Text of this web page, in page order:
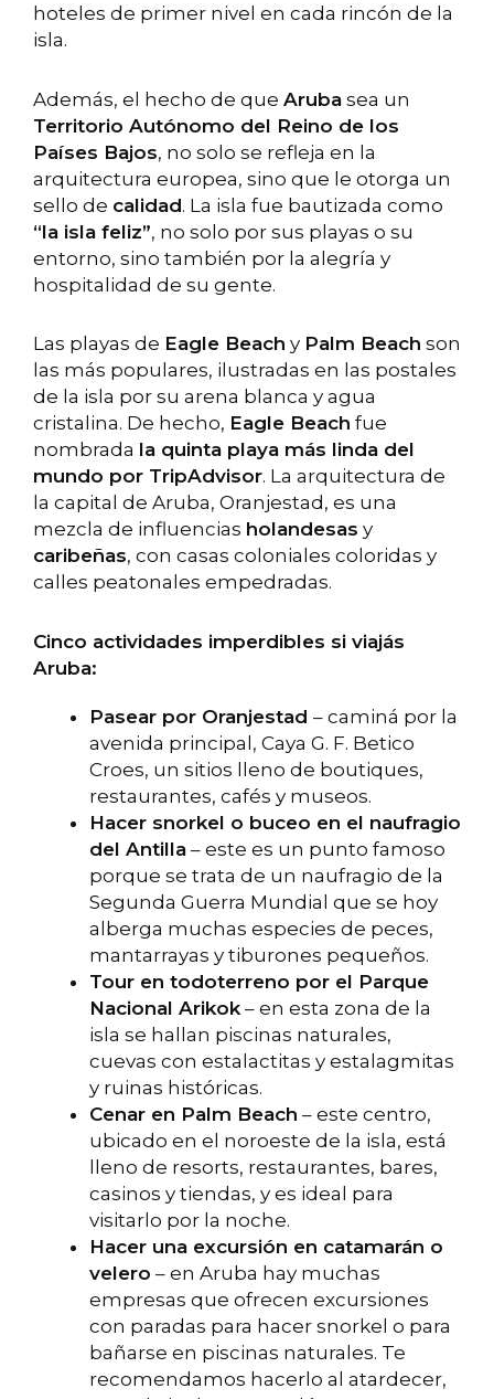
hoteles de primer nivel en cada rincón de la
isla.
Además, el hecho de que Aruba sea un
Territorio Autónomo del Reino de los
Países Bajos, no solo se refleja en la
arquitectura europea, sino que le otorga un
sello de calidad. La isla fue bautizada como
“la isla feliz”, no solo por sus playas o su
entorno, sino también por la alegría y
hospitalidad de su gente.
Las playas de Eagle Beach y Palm Beach son
las más populares, ilustradas en las postales
de la isla por su arena blanca y agua
cristalina. De hecho, Eagle Beach fue
nombrada la quinta playa más linda del
mundo por TripAdvisor. La arquitectura de
la capital de Aruba, Oranjestad, es una
mezcla de influencias holandesas y
caribeñas, con casas coloniales coloridas y
calles peatonales empedradas.
Cinco actividades imperdibles si viajás
Aruba:
Pasear por Oranjestad – caminá por la
avenida principal, Caya G. F. Betico
Croes, un sitios lleno de boutiques,
restaurantes, cafés y museos.
Hacer snorkel o buceo en el naufragio
del Antilla – este es un punto famoso
porque se trata de un naufragio de la
Segunda Guerra Mundial que se hoy
alberga muchas especies de peces,
mantarrayas y tiburones pequeños.
Tour en todoterreno por el Parque
Nacional Arikok– en esta zona de la
isla se hallan piscinas naturales,
cuevas con estalactitas y estalagmitas
y ruinas históricas.
Cenar en Palm Beach – este centro,
ubicado en el noroeste de la isla, está
lleno de resorts, restaurantes, bares,
casinos y tiendas, y es ideal para
visitarlo por la noche.
Hacer una excursión en catamarán o
velero – en Aruba hay muchas
empresas que ofrecen excursiones
con paradas para hacer snorkel o para
bañarse en piscinas naturales. Te
recomendamos hacerlo al atardecer,